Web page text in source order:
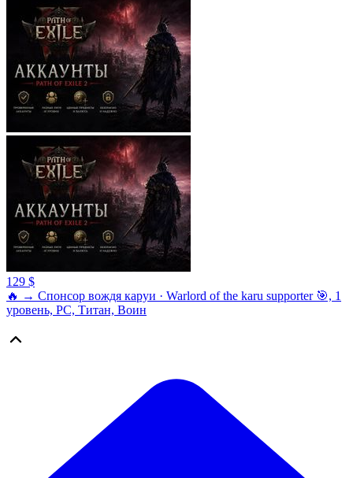
129 $
🔥 → Спонсор вождя каруи · Warlord of the karu supporter 🎯, 1
уровень, PC, Титан, Воин